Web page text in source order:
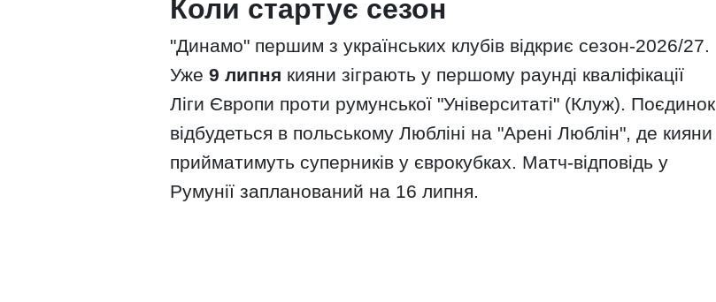
Коли стартує сезон
"Динамо" першим з українських клубів відкриє сезон-2026/27.
Уже 9 липня кияни зіграють у першому раунді кваліфікації
Ліги Європи проти румунської "Університаті" (Клуж). Поєдинок
відбудеться в польському Любліні на "Арені Люблін", де кияни
прийматимуть суперників у єврокубках. Матч-відповідь у
Румунії запланований на 16 липня.